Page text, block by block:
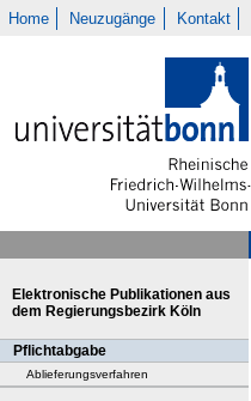
Home Neuzugänge Kontakt
Elektronische Publikationen aus
dem Regierungsbezirk Köln
Pflichtabgabe
Ablieferungsverfahren